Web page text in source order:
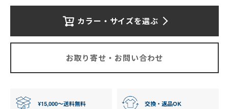
特定商取引法の表記
カラー・サイズを選ぶ
お取り寄せ・お問い合わせ
¥15,000〜送料無料 交換・返品OK